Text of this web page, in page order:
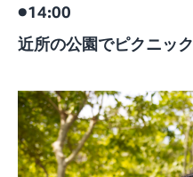
●14:00
近所の公園でピクニック